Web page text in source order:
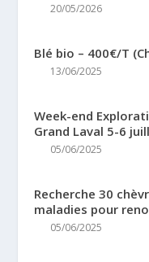
20/05/2026
Blé bio – 400€/T
13/06/2025
Week-end
Grand Laval 5-6
05/06/2025
Recherche 30
maladies pour
05/06/2025